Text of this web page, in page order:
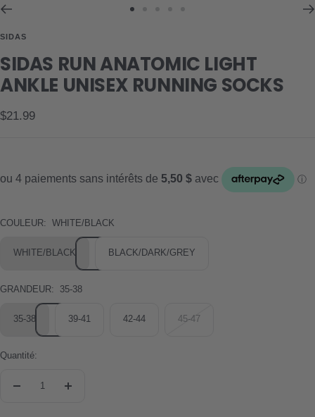
1
2
3
4
SIDAS
SIDAS RUN ANATOMIC LIGHT
ANKLE UNISEX RUNNING SOCKS
Prix
$21.99
COULEUR: WHITE/BLACK
WHITE/BLACK BLACK/DARK/GREY
GRANDEUR: 35-38
35-38 39-41 42-44 45-47
Quantité:
Réduire
Augmenter